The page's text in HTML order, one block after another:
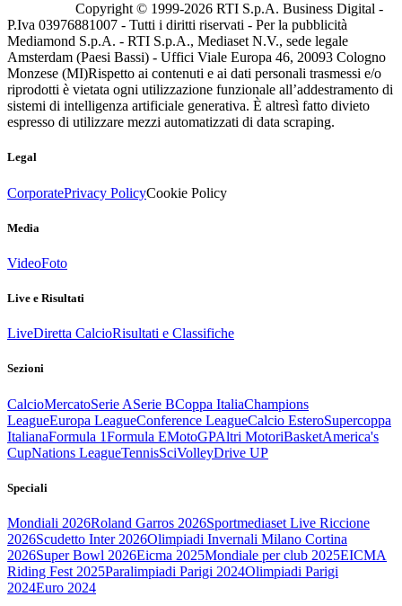
Copyright © 1999-2026 RTI S.p.A. Business Digital -
P.Iva 03976881007 - Tutti i diritti riservati - Per la pubblicità
Mediamond S.p.A. - RTI S.p.A., Mediaset N.V., sede legale
Amsterdam (Paesi Bassi) - Uffici Viale Europa 46, 20093 Cologno
Monzese (MI)Rispetto ai contenuti e ai dati personali trasmessi e/o
riprodotti è vietata ogni utilizzazione funzionale all’addestramento di
sistemi di intelligenza artificiale generativa. È altresì fatto divieto
espresso di utilizzare mezzi automatizzati di data scraping.
Legal
CorporatePrivacy PolicyCookie Policy
Media
VideoFoto
Live e Risultati
LiveDiretta CalcioRisultati e Classifiche
Sezioni
CalcioMercatoSerie ASerie BCoppa ItaliaChampions
LeagueEuropa LeagueConference LeagueCalcio EsteroSupercoppa
ItalianaFormula 1Formula EMotoGPAltri MotoriBasketAmerica's
CupNations LeagueTennisSciVolleyDrive UP
Speciali
Mondiali 2026Roland Garros 2026Sportmediaset Live Riccione
2026Scudetto Inter 2026Olimpiadi Invernali Milano Cortina
2026Super Bowl 2026Eicma 2025Mondiale per club 2025EICMA
Riding Fest 2025Paralimpiadi Parigi 2024Olimpiadi Parigi
2024Euro 2024